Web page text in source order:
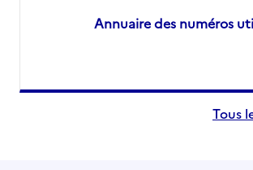
Annuaire des numéros
Tous